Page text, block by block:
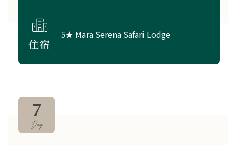
住宿
5★ Mara Serena Safari Lodge
7
Day